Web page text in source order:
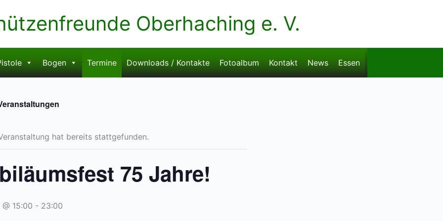
Oberhaching e. V.
Bogen Termine Downloads / Kontakte Fotoalbum Kontakt News Essen
hat bereits stattgefunden.
75 Jahre!
15:00 - 23:00